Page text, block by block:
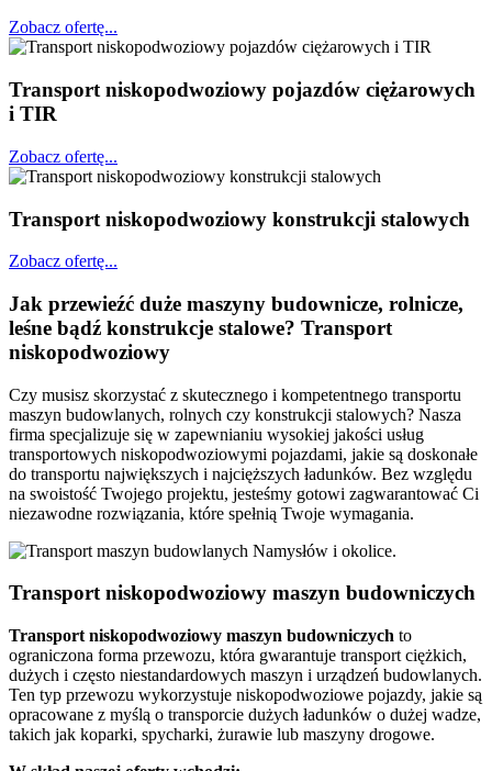
Zobacz ofertę...
Transport niskopodwoziowy pojazdów ciężarowych
i TIR
Zobacz ofertę...
Transport niskopodwoziowy konstrukcji stalowych
Zobacz ofertę...
Jak przewieźć duże maszyny budownicze, rolnicze,
leśne bądź konstrukcje stalowe? Transport
niskopodwoziowy
Czy musisz skorzystać z skutecznego i kompetentnego transportu
maszyn budowlanych, rolnych czy konstrukcji stalowych? Nasza
firma specjalizuje się w zapewnianiu wysokiej jakości usług
transportowych niskopodwoziowymi pojazdami, jakie są doskonałe
do transportu największych i najcięższych ładunków. Bez względu
na swoistość Twojego projektu, jesteśmy gotowi zagwarantować Ci
niezawodne rozwiązania, które spełnią Twoje wymagania.
Transport niskopodwoziowy maszyn budowniczych
Transport niskopodwoziowy maszyn budowniczych to
ograniczona forma przewozu, która gwarantuje transport ciężkich,
dużych i często niestandardowych maszyn i urządzeń budowlanych.
Ten typ przewozu wykorzystuje niskopodwoziowe pojazdy, jakie są
opracowane z myślą o transporcie dużych ładunków o dużej wadze,
takich jak koparki, spycharki, żurawie lub maszyny drogowe.